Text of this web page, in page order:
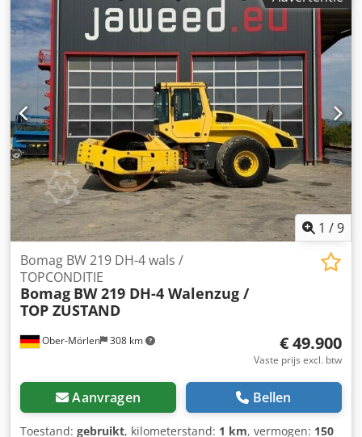
conditie overeenkomstig de leeftijd, direct inzetbaar. Op
verzoek kunnen wij u een lease- of
financieringsaanbieding doen; de heer Mihm (Tel.) helpt u
graag verder. Meer informatie vindt u op onze website.
Fouten en tussentijdse verkoop voorbehouden! Dkodpfx
Alozpdhzjmsr Verhuur mogelijk. = Meer informatie = Neem
contact op met Tobias Ebert voor meer informatie.
1 /9
Ober-Mörlen 308 km
Bomag BW 219 DH-4 wals /
TOPCONDITIE
Bomag BW 219 DH-4 Walenzug /
TOP ZUSTAND
€ 49.900
Vaste prijs excl. btw
Aanvragen Bellen
Toestand: gebruikt, kilometerstand: 1 km, vermogen: 150